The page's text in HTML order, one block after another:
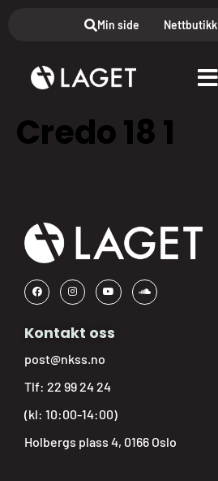
Min side Nettbutikk
Credo 18 1
Kontakt oss
post@nkss.no
Tlf: 22 99 24 24
(kl: 10:00-14:00)
Holbergs plass 4, 0166 Oslo